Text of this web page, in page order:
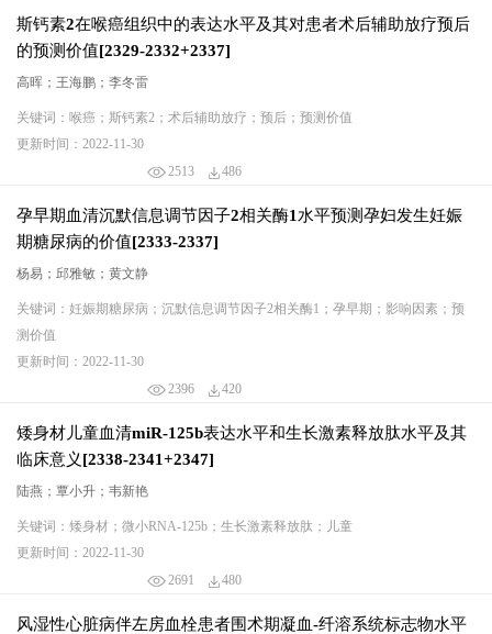
斯钙素2在喉癌组织中的表达水平及其对患者术后辅助放疗预后
的预测价值[2329-2332+2337]
高晖；王海鹏；李冬雷
关键词：喉癌；斯钙素2；术后辅助放疗；预后；预测价值
2513 486
更新时间：2022-11-30
孕早期血清沉默信息调节因子2相关酶1水平预测孕妇发生妊娠
期糖尿病的价值[2333-2337]
杨易；邱雅敏；黄文静
关键词：妊娠期糖尿病；沉默信息调节因子2相关酶1；孕早期；影响因素；预
测价值
2396 420
更新时间：2022-11-30
矮身材儿童血清miR-125b表达水平和生长激素释放肽水平及其
临床意义[2338-2341+2347]
陆燕；覃小升；韦新艳
关键词：矮身材；微小RNA-125b；生长激素释放肽；儿童
2691 480
更新时间：2022-11-30
风湿性心脏病伴左房血栓患者围术期凝血-纤溶系统标志物水平